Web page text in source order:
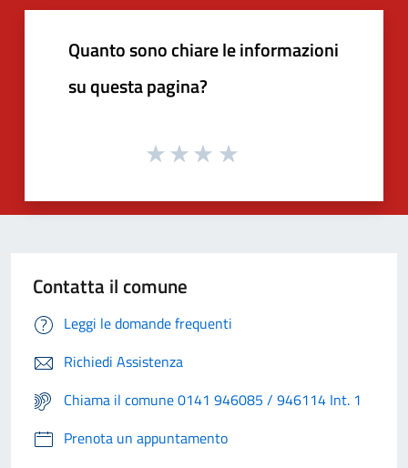
Quanto sono chiare le informazioni
su questa pagina?
Contatta il comune
Leggi le domande frequenti
Richiedi Assistenza
Chiama il comune 0141 946085 / 946114 Int. 1
Prenota un appuntamento